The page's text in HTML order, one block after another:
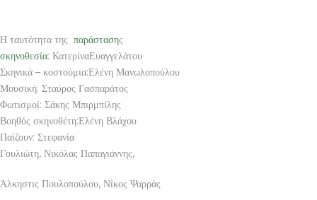
Η ταυτότητα της παράστασης
σκηνοθεσία: ΚατερίναΕυαγγελάτου
Σκηνικά – κοστούμια:Ελένη Μανωλοπούλου
Μουσική: Σταύρος Γασπαράτος
Φωτισμοί: Σάκης Μπιρμπίλης
Βοηθός σκηνοθέτη:Ελένη Βλάχου
Παίζουν: Στεφανία
Γουλιώτη, Νικόλας Παπαγιάννης,
Άλκηστις Πουλοπούλου, Νίκος Ψαρράς